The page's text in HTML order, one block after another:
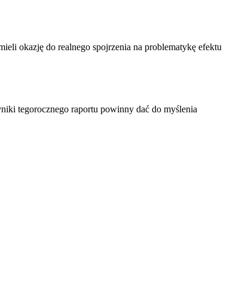
okazję do realnego spojrzenia na problematykę efektu
tegorocznego raportu powinny dać do myślenia